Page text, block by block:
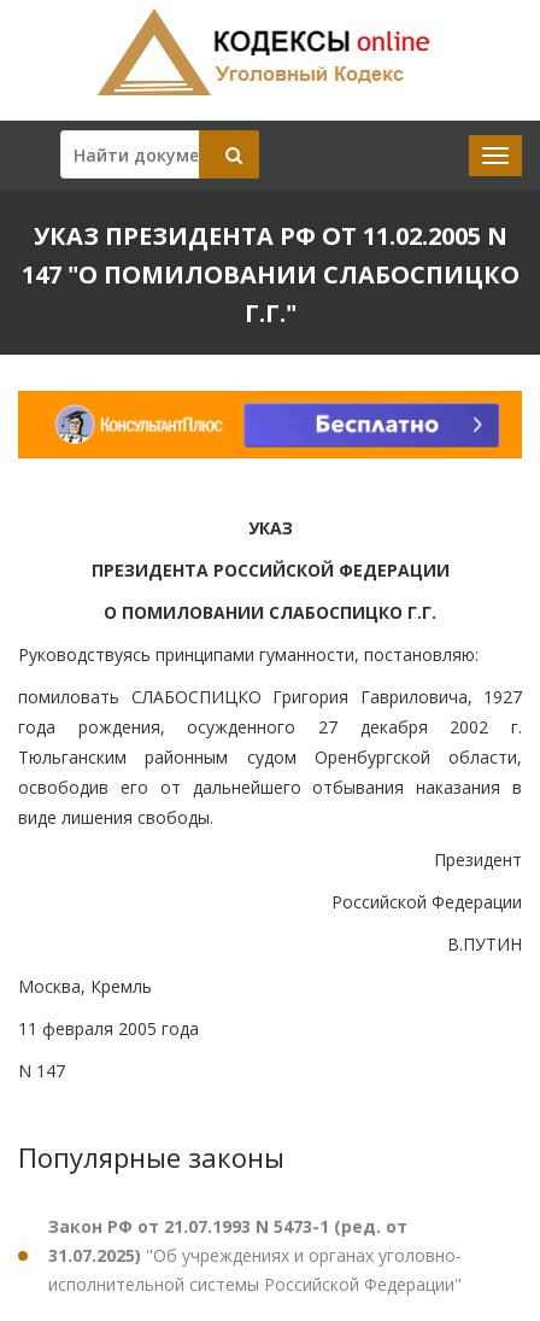
УКАЗ ПРЕЗИДЕНТА РФ ОТ 11.02.2005 N
147 "О ПОМИЛОВАНИИ СЛАБОСПИЦКО
Г.Г."
УКАЗ
ПРЕЗИДЕНТА РОССИЙСКОЙ ФЕДЕРАЦИИ
О ПОМИЛОВАНИИ СЛАБОСПИЦКО Г.Г.
Руководствуясь принципами гуманности, постановляю:
помиловать СЛАБОСПИЦКО Григория Гавриловича, 1927
года рождения, осужденного 27 декабря 2002 г.
Тюльганским районным судом Оренбургской области,
освободив его от дальнейшего отбывания наказания в
виде лишения свободы.
Президент
Российской Федерации
В.ПУТИН
Москва, Кремль
11 февраля 2005 года
N 147
Популярные законы
Закон РФ от 21.07.1993 N 5473-1 (ред. от
31.07.2025) "Об учреждениях и органах уголовно-
исполнительной системы Российской Федерации"